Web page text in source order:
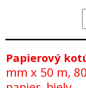
Papierový
mm x 50 m,